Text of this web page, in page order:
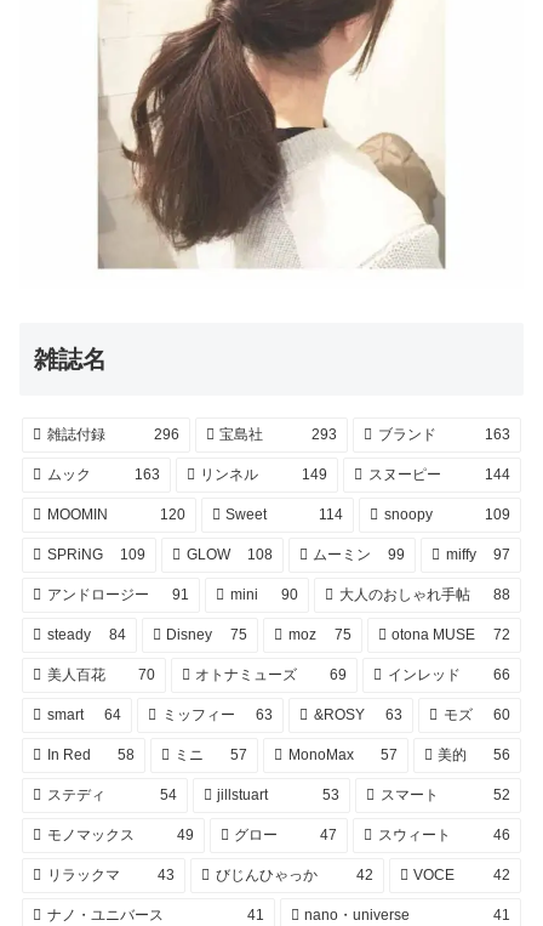
雑誌名
雑誌付録 296 宝島社 293 ブランド 163
ムック 163 リンネル 149 スヌーピー 144
MOOMIN 120 Sweet 114 snoopy 109
SPRiNG 109 GLOW 108 ムーミン 99 miffy 97
アンドロージー 91 mini 90 大人のおしゃれ手帖 88
steady 84 Disney 75 moz 75 otona MUSE 72
美人百花 70 オトナミューズ 69 インレッド 66
smart 64 ミッフィー 63 &ROSY 63 モズ 60
In Red 58 ミニ 57 MonoMax 57 美的 56
ステディ 54 jillstuart 53 スマート 52
モノマックス 49 グロー 47 スウィート 46
リラックマ 43 びじんひゃっか 42 VOCE 42
ナノ・ユニバース 41 nano・universe 41